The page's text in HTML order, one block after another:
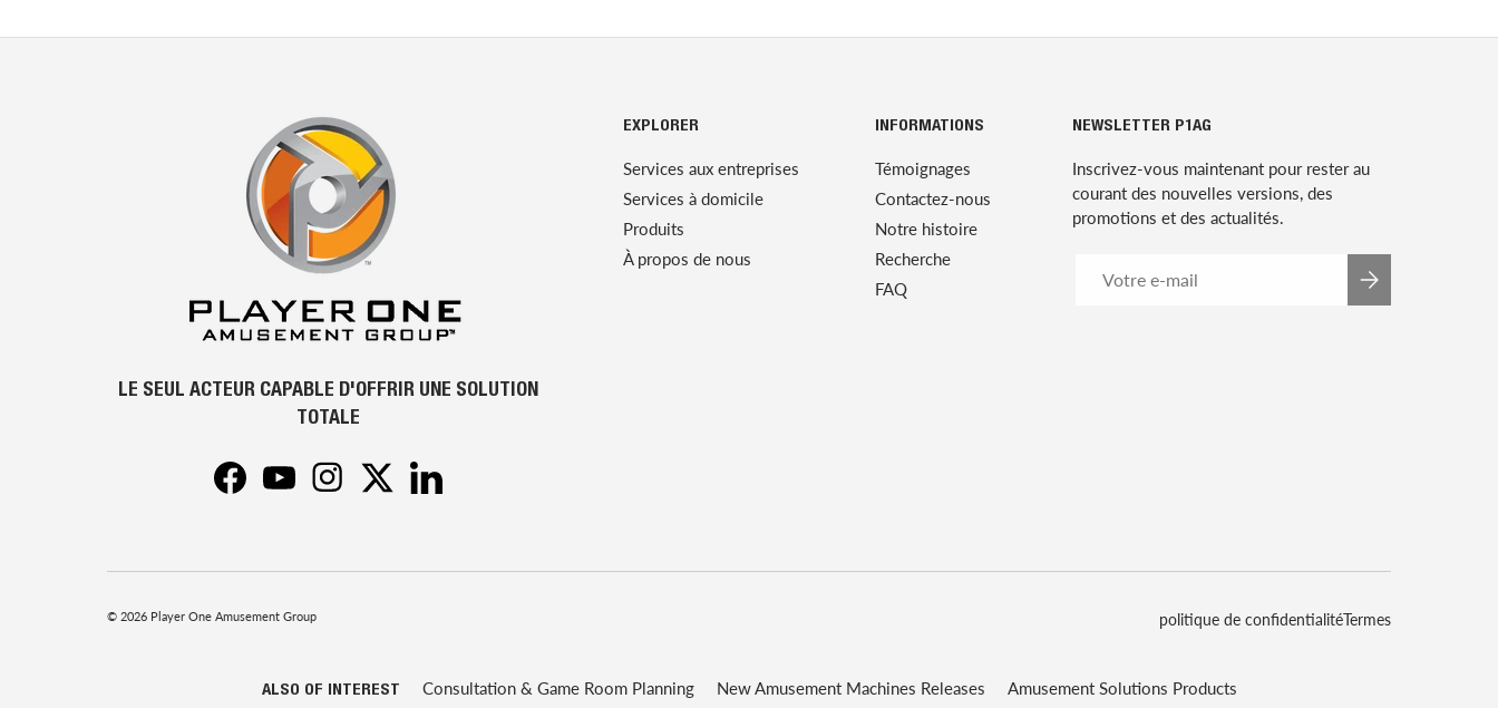
LE SEUL ACTEUR CAPABLE D'OFFRIR UNE SOLUTION
TOTALE
FacebookYouTubeInstagramTwitter
EXPLORER
Services aux entreprises
Services à domicile
Produits
À propos de nous
INFORMATIONS
Témoignages
Contactez-nous
Notre histoire
Recherche
FAQ
NEWSLETTER P1AG
Inscrivez-vous maintenant pour rester au
courant des nouvelles versions, des
promotions et des actualités.
S’INSCRIRE
© 2026 Player One Amusement Group politique de confidentialitéTermes
ALSO OF INTEREST Consultation & Game Room Planning New Amusement Machines Releases Amusement Solutions Products